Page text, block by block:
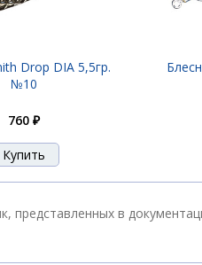
Drop DIA 5,5гр.
№10
760 ₽
представленных в